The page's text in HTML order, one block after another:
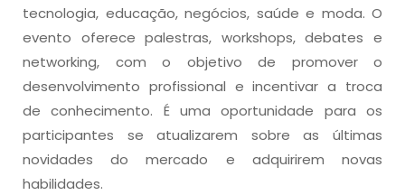
tecnologia, educação, negócios, saúde e moda. O
evento oferece palestras, workshops, debates e
networking, com o objetivo de promover o
desenvolvimento profissional e incentivar a troca
de conhecimento. É uma oportunidade para os
participantes se atualizarem sobre as últimas
novidades do mercado e adquirirem novas
habilidades.